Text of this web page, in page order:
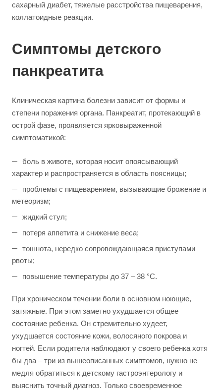
сахарный диабет, тяжелые расстройства пищеварения,
коллатоидные реакции.
Симптомы детского
панкреатита
Клиническая картина болезни зависит от формы и
степени поражения органа. Панкреатит, протекающий в
острой фазе, проявляется ярковыраженной
симптоматикой:
боль в животе, которая носит опоясывающий
характер и распространяется в область поясницы;
проблемы с пищеварением, вызывающие брожение и
метеоризм;
жидкий стул;
потеря аппетита и снижение веса;
тошнота, нередко сопровождающаяся приступами
рвоты;
повышение температуры до 37 – 38 °C.
При хроническом течении боли в основном ноющие,
затяжные. При этом заметно ухудшается общее
состояние ребенка. Он стремительно худеет,
ухудшается состояние кожи, волосяного покрова и
ногтей. Если родители наблюдают у своего ребенка хотя
бы два – три из вышеописанных симптомов, нужно не
медля обратиться к детскому гастроэнтерологу и
выяснить точный диагноз. Только своевременное